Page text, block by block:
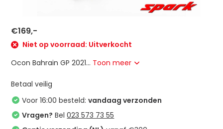
€169,-
Niet op voorraad: Uitverkocht
Ocon Bahrain GP 2021... Toon meer
Betaal veilig
Voor 16:00 besteld:vandaag verzonden
Vragen? Bel023 573 73 55